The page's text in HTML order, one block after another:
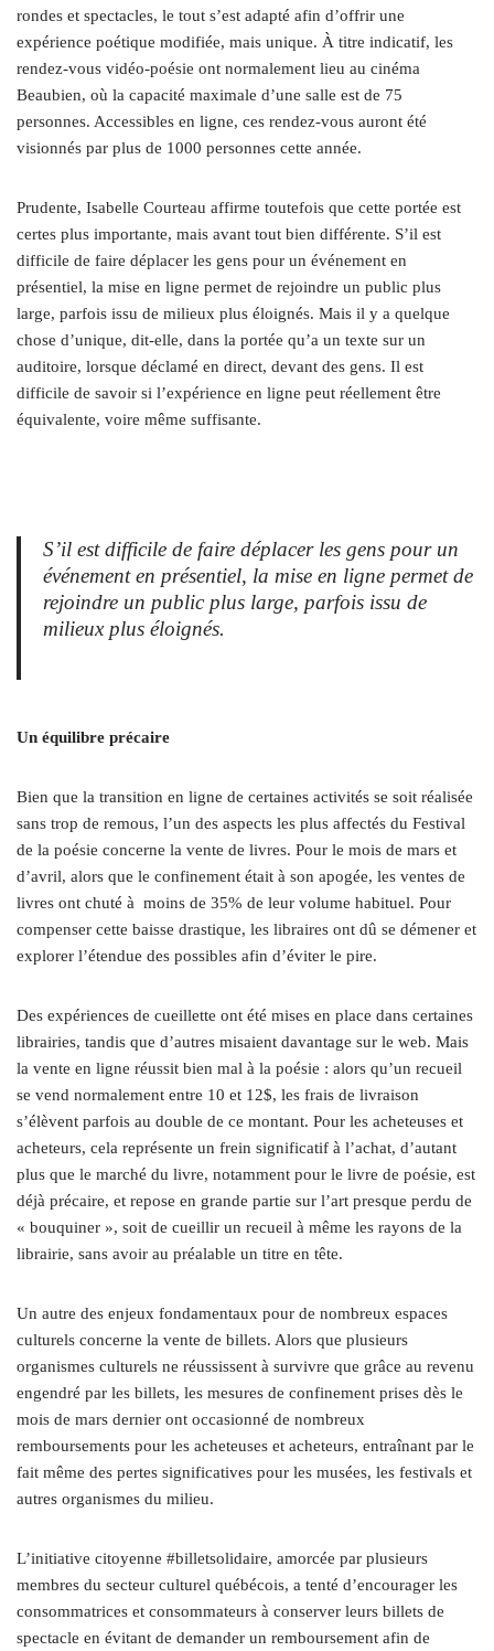
rondes et spectacles, le tout s’est adapté afin d’offrir une
expérience poétique modifiée, mais unique. À titre indicatif, les
rendez-vous vidéo-poésie ont normalement lieu au cinéma
Beaubien, où la capacité maximale d’une salle est de 75
personnes. Accessibles en ligne, ces rendez-vous auront été
visionnés par plus de 1000 personnes cette année.
Prudente, Isabelle Courteau affirme toutefois que cette portée est
certes plus importante, mais avant tout bien différente. S’il est
difficile de faire déplacer les gens pour un événement en
présentiel, la mise en ligne permet de rejoindre un public plus
large, parfois issu de milieux plus éloignés. Mais il y a quelque
chose d’unique, dit-elle, dans la portée qu’a un texte sur un
auditoire, lorsque déclamé en direct, devant des gens. Il est
difficile de savoir si l’expérience en ligne peut réellement être
équivalente, voire même suffisante.
S’il est difficile de faire déplacer les gens pour un
événement en présentiel, la mise en ligne permet de
rejoindre un public plus large, parfois issu de
milieux plus éloignés.
Un équilibre précaire
Bien que la transition en ligne de certaines activités se soit réalisée
sans trop de remous, l’un des aspects les plus affectés du Festival
de la poésie concerne la vente de livres. Pour le mois de mars et
d’avril, alors que le confinement était à son apogée, les ventes de
livres ont chuté à moins de 35% de leur volume habituel. Pour
compenser cette baisse drastique, les libraires ont dû se démener et
explorer l’étendue des possibles afin d’éviter le pire.
Des expériences de cueillette ont été mises en place dans certaines
librairies, tandis que d’autres misaient davantage sur le web. Mais
la vente en ligne réussit bien mal à la poésie : alors qu’un recueil
se vend normalement entre 10 et 12$, les frais de livraison
s’élèvent parfois au double de ce montant. Pour les acheteuses et
acheteurs, cela représente un frein significatif à l’achat, d’autant
plus que le marché du livre, notamment pour le livre de poésie, est
déjà précaire, et repose en grande partie sur l’art presque perdu de
« bouquiner », soit de cueillir un recueil à même les rayons de la
librairie, sans avoir au préalable un titre en tête.
Un autre des enjeux fondamentaux pour de nombreux espaces
culturels concerne la vente de billets. Alors que plusieurs
organismes culturels ne réussissent à survivre que grâce au revenu
engendré par les billets, les mesures de confinement prises dès le
mois de mars dernier ont occasionné de nombreux
remboursements pour les acheteuses et acheteurs, entraînant par le
fait même des pertes significatives pour les musées, les festivals et
autres organismes du milieu.
L’initiative citoyenne #billetsolidaire, amorcée par plusieurs
membres du secteur culturel québécois, a tenté d’encourager les
consommatrices et consommateurs à conserver leurs billets de
spectacle en évitant de demander un remboursement afin de